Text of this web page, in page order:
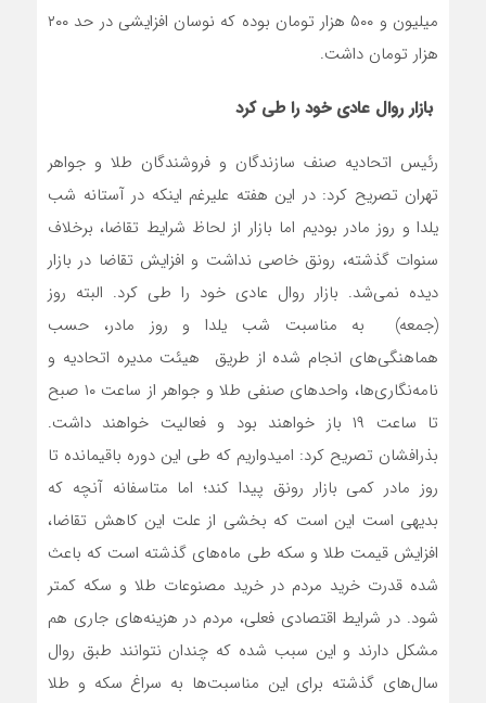
میلیون و ۵٠٠ هزار تومان بوده که نوسان افزایشی در حد ۲۰۰
هزار تومان داشت.
بازار روال عادی خود را طی کرد
رئیس اتحادیه صنف سازندگان و فروشندگان طلا و جواهر
تهران تصریح کرد: در این هفته علیرغم اینکه در آستانه شب
یلدا و روز مادر بودیم اما بازار از لحاظ شرایط تقاضا، برخلاف
سنوات گذشته، رونق خاصی نداشت و افزایش تقاضا در بازار
دیده نمی‌شد. بازار روال عادی خود را طی کرد. البته روز
(جمعه) به مناسبت شب یلدا و روز مادر، حسب
هماهنگی‌های انجام شده از طریق هیئت مدیره اتحادیه و
نامه‌نگاری‌ها، واحدهای صنفی طلا و جواهر از ساعت ۱۰ صبح
تا ساعت ۱۹ باز خواهند بود و فعالیت خواهند داشت.
بذرافشان تصریح کرد: امیدواریم که طی این دوره باقیمانده تا
روز مادر کمی بازار رونق پیدا کند؛ اما متاسفانه آنچه که
بدیهی است این است که بخشی از علت این کاهش تقاضا،
افزایش قیمت طلا و سکه طی ماه‌های گذشته است که باعث
شده قدرت خرید مردم در خرید مصنوعات طلا و سکه کمتر
شود. در شرایط اقتصادی فعلی، مردم در هزینه‌های جاری هم
مشکل دارند و این سبب شده که چندان نتوانند طبق روال
سال‌های گذشته برای این مناسبت‌ها به سراغ سکه و طلا